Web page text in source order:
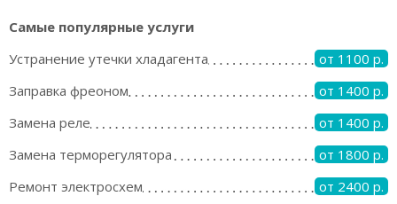
Самые популярные услуги
Устранение утечки хладагента
от 1100 р.
Заправка фреоном
от 1400 р.
Замена реле
от 1400 р.
Замена терморегулятора
от 1800 р.
Ремонт электросхем
от 2400 р.